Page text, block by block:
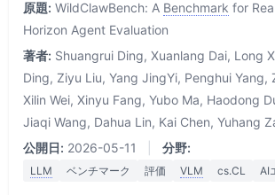
原題: WildClawBench: A Benchmark for
Horizon Agent Evaluation
著者: Shuangrui Ding, Xuanlang Dai, Long
Ding, Ziyu Liu, Yang JingYi, Penghui Yang,
Xilin Wei, Xinyu Fang, Yubo Ma, Haodong
Jiaqi Wang, Dahua Lin, Kai Chen, Yuhang
公開日: 2026-05-11 分野:
LLM ベンチマーク 評価 VLM cs.CL AI